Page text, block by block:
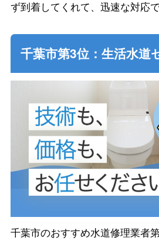
ず到着してくれて、迅速な対応で
千葉市第3位：生活水道
千葉市のおすすめ水道修理業者